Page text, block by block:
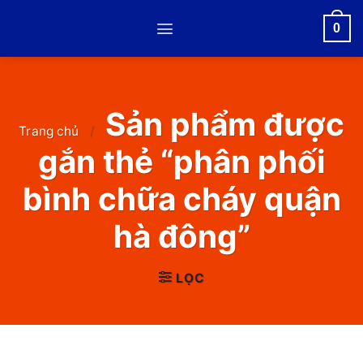
0
Trang chủ /
Sản phẩm được
gắn thẻ “phân phối
bình chữa cháy quận
hà đông”
LỌC